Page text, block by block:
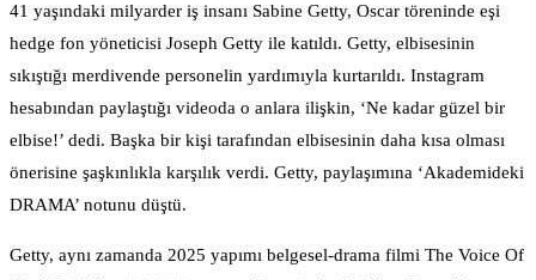
41 yaşındaki milyarder iş insanı Sabine Getty, Oscar töreninde eşi
hedge fon yöneticisi Joseph Getty ile katıldı. Getty, elbisesinin
sıkıştığı merdivende personelin yardımıyla kurtarıldı. Instagram
hesabından paylaştığı videoda o anlara ilişkin, ‘Ne kadar güzel bir
elbise!’ dedi. Başka bir kişi tarafından elbisesinin daha kısa olması
önerisine şaşkınlıkla karşılık verdi. Getty, paylaşımına ‘Akademideki
DRAMA’ notunu düştü.
Getty, aynı zamanda 2025 yapımı belgesel-drama filmi The Voice Of